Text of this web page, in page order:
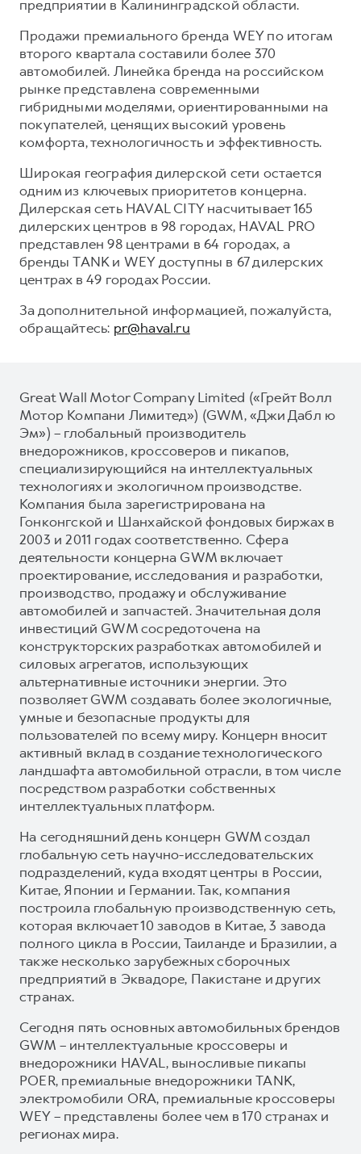
предприятии в Калининградской области.
Продажи премиального бренда WEY по итогам
второго квартала составили более 370
автомобилей. Линейка бренда на российском
рынке представлена современными
гибридными моделями, ориентированными на
покупателей, ценящих высокий уровень
комфорта, технологичность и эффективность.
Широкая география дилерской сети остается
одним из ключевых приоритетов концерна.
Дилерская сеть HAVAL CITY насчитывает 165
дилерских центров в 98 городах, HAVAL PRO
представлен 98 центрами в 64 городах, а
бренды TANK и WEY доступны в 67 дилерских
центрах в 49 городах России.
За дополнительной информацией, пожалуйста,
обращайтесь: pr@haval.ru
Great Wall Motor Company Limited («Грейт Волл
Мотор Компани Лимитед») (GWM, «Джи Дабл ю
Эм») – глобальный производитель
внедорожников, кроссоверов и пикапов,
специализирующийся на интеллектуальных
технологиях и экологичном производстве.
Компания была зарегистрирована на
Гонконгской и Шанхайской фондовых биржах в
2003 и 2011 годах соответственно. Сфера
деятельности концерна GWM включает
проектирование, исследования и разработки,
производство, продажу и обслуживание
автомобилей и запчастей. Значительная доля
инвестиций GWM сосредоточена на
конструкторских разработках автомобилей и
силовых агрегатов, использующих
альтернативные источники энергии. Это
позволяет GWM создавать более экологичные,
умные и безопасные продукты для
пользователей по всему миру. Концерн вносит
активный вклад в создание технологического
ландшафта автомобильной отрасли, в том числе
посредством разработки собственных
интеллектуальных платформ.
На сегодняшний день концерн GWM создал
глобальную сеть научно-исследовательских
подразделений, куда входят центры в России,
Китае, Японии и Германии. Так, компания
построила глобальную производственную сеть,
которая включает 10 заводов в Китае, 3 завода
полного цикла в России, Таиланде и Бразилии, а
также несколько зарубежных сборочных
предприятий в Эквадоре, Пакистане и других
странах.
Сегодня пять основных автомобильных брендов
GWM – интеллектуальные кроссоверы и
внедорожники HAVAL, выносливые пикапы
POER, премиальные внедорожники TANK,
электромобили ORA, премиальные кроссоверы
WEY – представлены более чем в 170 странах и
регионах мира.